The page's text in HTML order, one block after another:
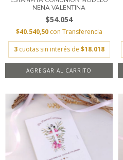
NENA VALENTINA
$54.054
$40.540,50 con Transferencia
3 cuotas sin interés de $18.018
AGREGAR AL CARRITO